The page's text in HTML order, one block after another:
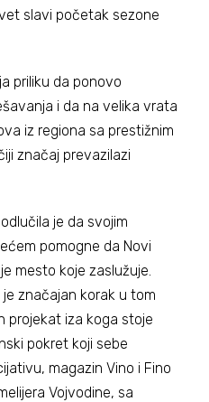
slavi početak sezone
priliku da ponovo
i da na velika vrata
iz regiona sa prestižnim
značaj prevazilazi
je da svojim
pomogne da Novi
mesto koje zaslužuje.
je značajan korak u tom
projekat iza koga stoje
pokret koji sebe
magazin Vino i Fino
Vojvodine, sa